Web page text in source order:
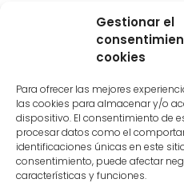
Gestionar el
cookies
Para ofrecer las mejores
las cookies para almacenar y/o
dispositivo. El consentimiento de
procesar datos como el
identificaciones únicas en este
consentimiento, puede afectar
características y funciones.
objetivos de generar un
social verdaderamente
accesible para todas las
especialmente para las
Además, la organización
ministerio de Vivienda
que la voz de las
tenida en cuenta en las